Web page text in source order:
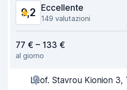
9,2 Eccellente
149 valutazioni
Facile da trovare
Gentilezza degli agenti
77 € – 133 €
al giorno
Leof. Stavrou Kionion 3,